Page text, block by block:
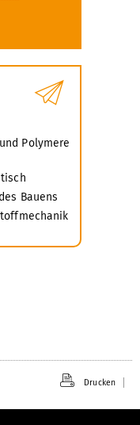
Polymere
Bauens
Drucken